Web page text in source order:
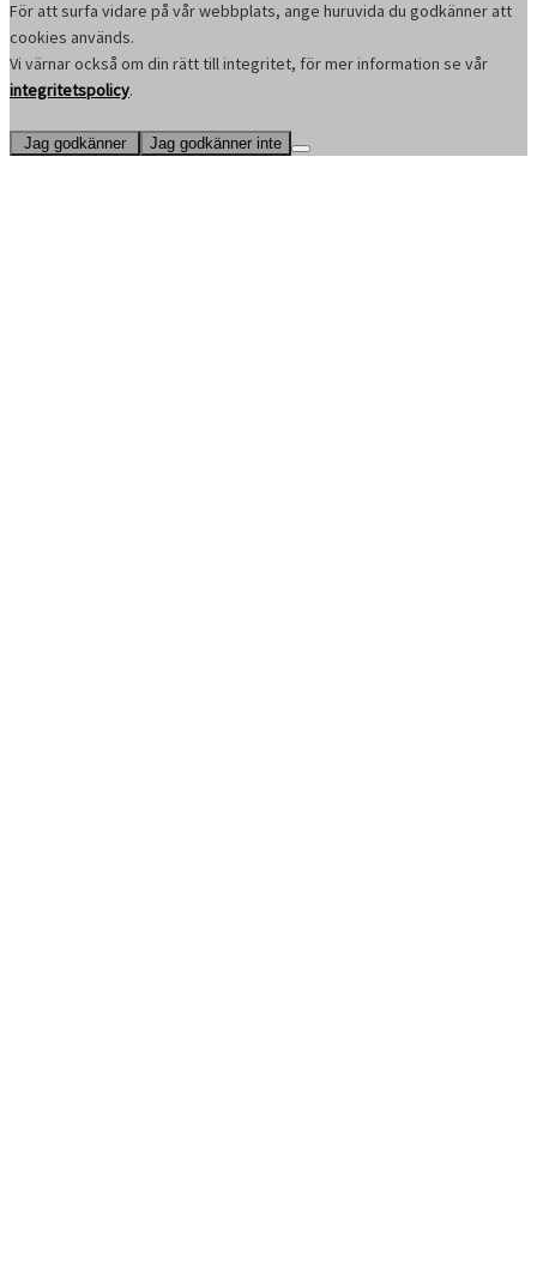
För att surfa vidare på vår webbplats, ange huruvida du godkänner att
cookies används.
Vi värnar också om din rätt till integritet, för mer information se vår
integritetspolicy.
Jag godkänner Jag godkänner inte